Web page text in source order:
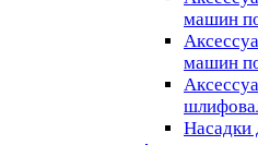
машин
машин
Насадки